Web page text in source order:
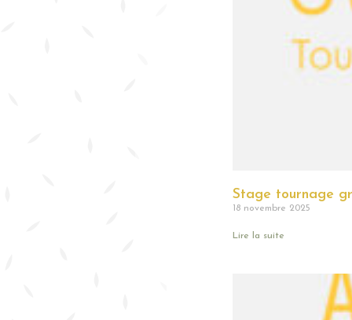
Stage tournage
18 novembre 2025
Lire la suite